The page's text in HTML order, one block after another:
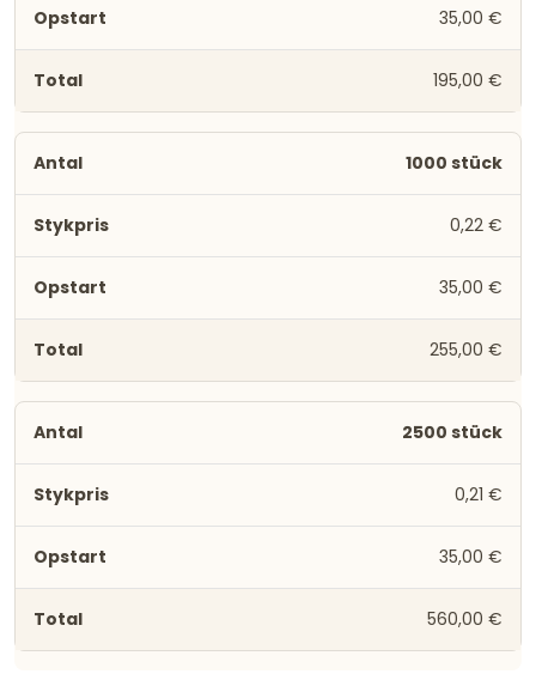
35,00 €
195,00 €
1000 stück
0,22 €
35,00 €
255,00 €
2500 stück
0,21 €
35,00 €
560,00 €